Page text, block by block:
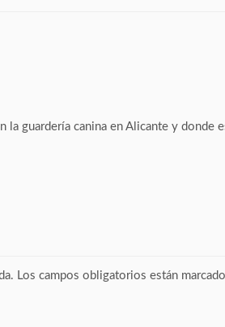
la guardería canina en Alicante y donde
Los campos obligatorios están